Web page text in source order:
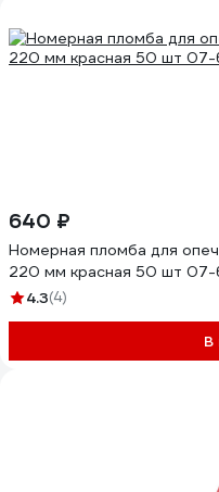
640 ₽
Номерная пломба для
220 мм красная 50 шт 07-
4.3(4)
В